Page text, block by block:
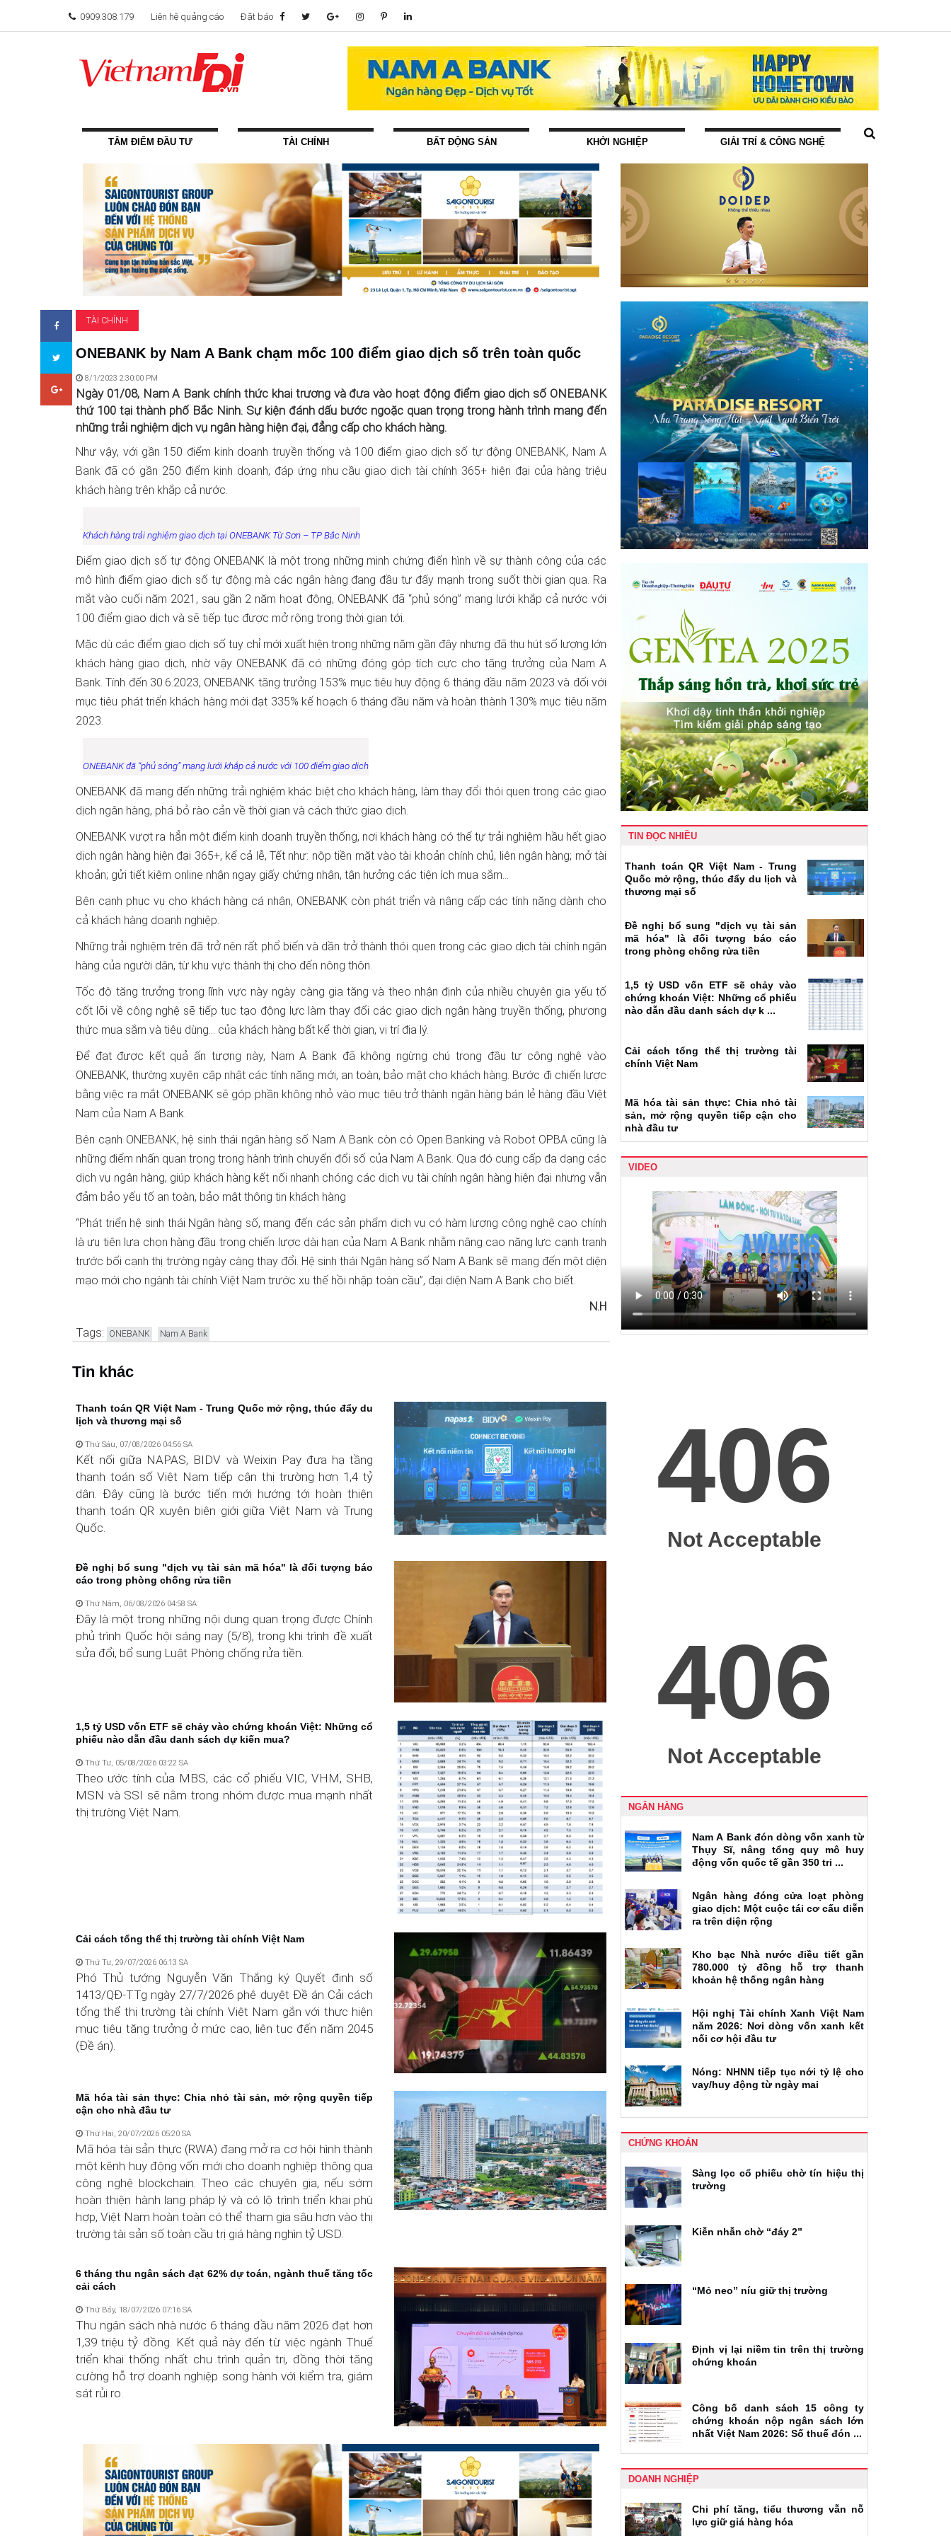
0909.308.179 Liên hệ quảng cáo Đặt báo
TÂM ĐIỂM ĐẦU TƯ TÀI CHÍNH BẤT ĐỘNG SẢN KHỞI NGHIỆP GIẢI TRÍ & CÔNG NGHỆ
TÀI CHÍNH
ONEBANK by Nam A Bank chạm mốc 100 điểm giao dịch số trên toàn quốc
8/1/2023 2:30:00 PM
Ngày 01/08, Nam A Bank chính thức khai trương và đưa vào hoạt động điểm giao dịch số ONEBANK
thứ 100 tại thành phố Bắc Ninh. Sự kiện đánh dấu bước ngoặc quan trọng trong hành trình mang đến
những trải nghiệm dịch vụ ngân hàng hiện đại, đẳng cấp cho khách hàng.
Như vậy, với gần 150 điểm kinh doanh truyền thống và 100 điểm giao dịch số tự động ONEBANK, Nam A
Bank đã có gần 250 điểm kinh doanh, đáp ứng nhu cầu giao dịch tài chính 365+ hiện đại của hàng triệu
khách hàng trên khắp cả nước.
Khách hàng trải nghiệm giao dịch tại ONEBANK Từ Sơn – TP Bắc Ninh
Điểm giao dịch số tự động ONEBANK là một trong những minh chứng điển hình về sự thành công của các
mô hình điểm giao dịch số tự động mà các ngân hàng đang đầu tư đẩy mạnh trong suốt thời gian qua. Ra
mắt vào cuối năm 2021, sau gần 2 năm hoạt động, ONEBANK đã “phủ sóng” mạng lưới khắp cả nước với
100 điểm giao dịch và sẽ tiếp tục được mở rộng trong thời gian tới.
Mặc dù các điểm giao dịch số tuy chỉ mới xuất hiện trong những năm gần đây nhưng đã thu hút số lượng lớn
khách hàng giao dịch, nhờ vậy ONEBANK đã có những đóng góp tích cực cho tăng trưởng của Nam A
Bank. Tính đến 30.6.2023, ONEBANK tăng trưởng 153% mục tiêu huy động 6 tháng đầu năm 2023 và đối với
mục tiêu phát triển khách hàng mới đạt 335% kế hoạch 6 tháng đầu năm và hoàn thành 130% mục tiêu năm
2023.
ONEBANK đã “phủ sóng” mạng lưới khắp cả nước với 100 điểm giao dịch
ONEBANK đã mang đến những trải nghiệm khác biệt cho khách hàng, làm thay đổi thói quen trong các giao
dịch ngân hàng, phá bỏ rào cản về thời gian và cách thức giao dịch.
ONEBANK vượt ra hẳn một điểm kinh doanh truyền thống, nơi khách hàng có thể tự trải nghiệm hầu hết giao
dịch ngân hàng hiện đại 365+, kể cả lễ, Tết như: nộp tiền mặt vào tài khoản chính chủ, liên ngân hàng; mở tài
khoản; gửi tiết kiệm online nhận ngay giấy chứng nhận, tận hưởng các tiện ích mua sắm…
Bên cạnh phục vụ cho khách hàng cá nhân, ONEBANK còn phát triển và nâng cấp các tính năng dành cho
cả khách hàng doanh nghiệp.
Những trải nghiệm trên đã trở nên rất phổ biến và dần trở thành thói quen trong các giao dịch tài chính ngân
hàng của người dân, từ khu vực thành thị cho đến nông thôn.
Tốc độ tăng trưởng trong lĩnh vực này ngày càng gia tăng và theo nhận định của nhiều chuyên gia yếu tố
cốt lõi về công nghệ sẽ tiếp tục tạo động lực làm thay đổi các giao dịch ngân hàng truyền thống, phương
thức mua sắm và tiêu dùng… của khách hàng bất kể thời gian, vị trí địa lý.
Để đạt được kết quả ấn tượng này, Nam A Bank đã không ngừng chú trọng đầu tư công nghệ vào
ONEBANK, thường xuyên cập nhật các tính năng mới, an toàn, bảo mật cho khách hàng. Bước đi chiến lược
bằng việc ra mắt ONEBANK sẽ góp phần không nhỏ vào mục tiêu trở thành ngân hàng bán lẻ hàng đầu Việt
Nam của Nam A Bank.
Bên cạnh ONEBANK, hệ sinh thái ngân hàng số Nam A Bank còn có Open Banking và Robot OPBA cũng là
những điểm nhấn quan trọng trong hành trình chuyển đổi số của Nam A Bank. Qua đó cung cấp đa dạng các
dịch vụ ngân hàng, giúp khách hàng kết nối nhanh chóng các dịch vụ tài chính ngân hàng hiện đại nhưng vẫn
đảm bảo yếu tố an toàn, bảo mật thông tin khách hàng
“Phát triển hệ sinh thái Ngân hàng số, mang đến các sản phẩm dịch vụ có hàm lượng công nghệ cao chính
là ưu tiên lựa chọn hàng đầu trong chiến lược dài hạn của Nam A Bank nhằm nâng cao năng lực cạnh tranh
trước bối cạnh thị trường ngày càng thay đổi. Hệ sinh thái Ngân hàng số Nam A Bank sẽ mang đến một diện
mạo mới cho ngành tài chính Việt Nam trước xu thế hồi nhập toàn cầu”, đại diện Nam A Bank cho biết.
N.H
Tags: ONEBANK Nam A Bank
Tin khác
Thanh toán QR Việt Nam - Trung Quốc mở rộng, thúc đẩy du
lịch và thương mại số
Thứ Sáu, 07/08/2026 04:56 SA
Kết nối giữa NAPAS, BIDV và Weixin Pay đưa hạ tầng
thanh toán số Việt Nam tiếp cận thị trường hơn 1,4 tỷ
dân. Đây cũng là bước tiến mới hướng tới hoàn thiện
thanh toán QR xuyên biên giới giữa Việt Nam và Trung
Quốc.
Đề nghị bổ sung "dịch vụ tài sản mã hóa" là đối tượng báo
cáo trong phòng chống rửa tiền
Thứ Năm, 06/08/2026 04:58 SA
Đây là một trong những nội dung quan trọng được Chính
phủ trình Quốc hội sáng nay (5/8), trong khi trình đề xuất
sửa đổi, bổ sung Luật Phòng chống rửa tiền.
1,5 tỷ USD vốn ETF sẽ chảy vào chứng khoán Việt: Những cổ
phiếu nào dẫn đầu danh sách dự kiến mua?
Thứ Tư, 05/08/2026 03:22 SA
Theo ước tính của MBS, các cổ phiếu VIC, VHM, SHB,
MSN và SSI sẽ nằm trong nhóm được mua mạnh nhất
thị trường Việt Nam.
Cải cách tổng thể thị trường tài chính Việt Nam
Thứ Tư, 29/07/2026 06:13 SA
Phó Thủ tướng Nguyễn Văn Thắng ký Quyết định số
1413/QĐ-TTg ngày 27/7/2026 phê duyệt Đề án Cải cách
tổng thể thị trường tài chính Việt Nam gắn với thực hiện
mục tiêu tăng trưởng ở mức cao, liên tục đến năm 2045
(Đề án).
Mã hóa tài sản thực: Chia nhỏ tài sản, mở rộng quyền tiếp
cận cho nhà đầu tư
Thứ Hai, 20/07/2026 05:20 SA
Mã hóa tài sản thực (RWA) đang mở ra cơ hội hình thành
một kênh huy động vốn mới cho doanh nghiệp thông qua
công nghệ blockchain. Theo các chuyên gia, nếu sớm
hoàn thiện hành lang pháp lý và có lộ trình triển khai phù
hợp, Việt Nam hoàn toàn có thể tham gia sâu hơn vào thị
trường tài sản số toàn cầu trị giá hàng nghìn tỷ USD.
6 tháng thu ngân sách đạt 62% dự toán, ngành thuế tăng tốc
cải cách
Thứ Bảy, 18/07/2026 07:16 SA
Thu ngân sách nhà nước 6 tháng đầu năm 2026 đạt hơn
1,39 triệu tỷ đồng. Kết quả này đến từ việc ngành Thuế
triển khai thống nhất chu trình quản trị, đồng thời tăng
cường hỗ trợ doanh nghiệp song hành với kiểm tra, giám
sát rủi ro.
TIN ĐỌC NHIỀU
Thanh toán QR Việt Nam - Trung
Quốc mở rộng, thúc đẩy du lịch và
thương mại số
Đề nghị bổ sung "dịch vụ tài sản
mã hóa" là đối tượng báo cáo
trong phòng chống rửa tiền
1,5 tỷ USD vốn ETF sẽ chảy vào
chứng khoán Việt: Những cổ phiếu
nào dẫn đầu danh sách dự k ...
Cải cách tổng thể thị trường tài
chính Việt Nam
Mã hóa tài sản thực: Chia nhỏ tài
sản, mở rộng quyền tiếp cận cho
nhà đầu tư
VIDEO
NGÂN HÀNG
Nam A Bank đón dòng vốn xanh từ
Thụy Sĩ, nâng tổng quy mô huy
động vốn quốc tế gần 350 tri ...
Ngân hàng đóng cửa loạt phòng
giao dịch: Một cuộc tái cơ cấu diễn
ra trên diện rộng
Kho bạc Nhà nước điều tiết gần
780.000 tỷ đồng hỗ trợ thanh
khoản hệ thống ngân hàng
Hội nghị Tài chính Xanh Việt Nam
năm 2026: Nơi dòng vốn xanh kết
nối cơ hội đầu tư
Nóng: NHNN tiếp tục nới tỷ lệ cho
vay/huy động từ ngày mai
CHỨNG KHOÁN
Sàng lọc cổ phiếu chờ tín hiệu thị
trường
Kiễn nhẫn chờ “đáy 2”
“Mỏ neo” níu giữ thị trường
Định vị lại niềm tin trên thị trường
chứng khoán
Công bố danh sách 15 công ty
chứng khoán nộp ngân sách lớn
nhất Việt Nam 2026: Số thuế đón ...
DOANH NGHIỆP
Chi phí tăng, tiểu thương vẫn nỗ
lực giữ giá hàng hóa